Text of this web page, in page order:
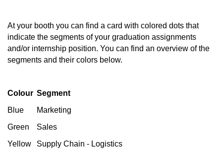
At your booth you can find a card with colored dots that
indicate the segments of your graduation assignments
and/or internship position. You can find an overview of the
segments and their colors below.
Colour Segment
Blue
Marketing
Green
Sales
Yellow
Supply Chain - Logistics